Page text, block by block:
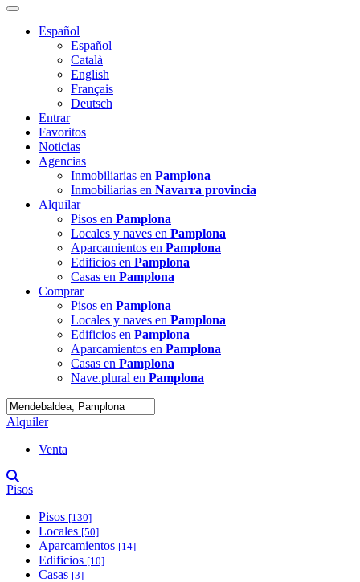
Español
Español
Català
English
Français
Deutsch
Entrar
Favoritos
Noticias
Agencias
Inmobiliarias en Pamplona
Inmobiliarias en Navarra provincia
Alquilar
Pisos en Pamplona
Locales y naves en Pamplona
Aparcamientos en Pamplona
Edificios en Pamplona
Casas en Pamplona
Comprar
Pisos en Pamplona
Locales y naves en Pamplona
Edificios en Pamplona
Aparcamientos en Pamplona
Casas en Pamplona
Nave.plural en Pamplona
Alquiler
Venta
Pisos
Pisos [130]
Locales [50]
Aparcamientos [14]
Edificios [10]
Casas [3]